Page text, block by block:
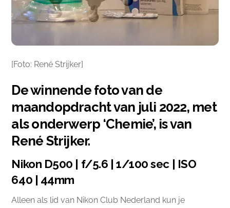
[Foto: René Strijker]
De winnende foto van de
maandopdracht van juli 2022, met
als onderwerp ‘Chemie’, is van
René Strijker.
Nikon D500 | f/5.6 | 1/100 sec | ISO
640 | 44mm
Alleen als lid van Nikon Club Nederland kun je